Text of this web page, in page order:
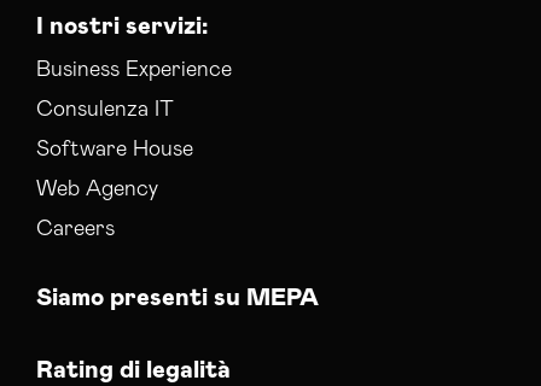
I nostri servizi:
Business Experience
Consulenza IT
Software House
Web Agency
Careers
Siamo presenti su MEPA
Rating di legalità